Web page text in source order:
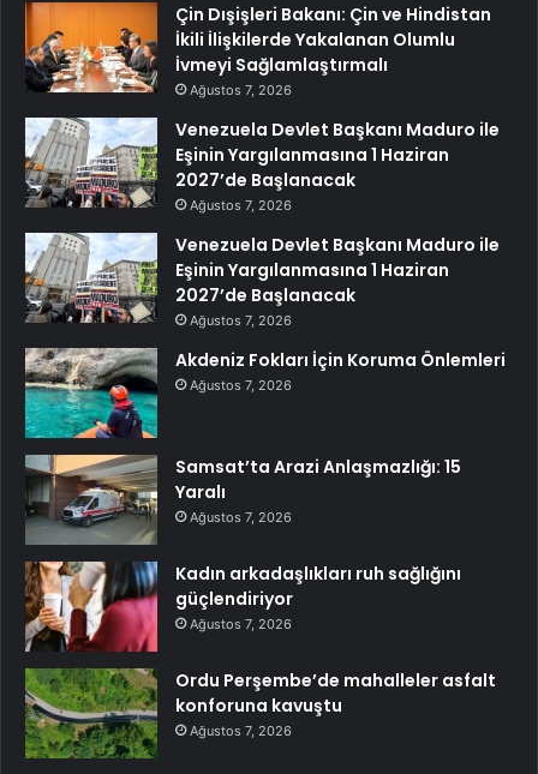
Çin Dışişleri Bakanı: Çin ve Hindistan
İkili İlişkilerde Yakalanan Olumlu
İvmeyi Sağlamlaştırmalı
Ağustos 7, 2026
Venezuela Devlet Başkanı Maduro ile
Eşinin Yargılanmasına 1 Haziran
2027’de Başlanacak
Ağustos 7, 2026
Venezuela Devlet Başkanı Maduro ile
Eşinin Yargılanmasına 1 Haziran
2027’de Başlanacak
Ağustos 7, 2026
Akdeniz Fokları İçin Koruma Önlemleri
Ağustos 7, 2026
Samsat’ta Arazi Anlaşmazlığı: 15
Yaralı
Ağustos 7, 2026
Kadın arkadaşlıkları ruh sağlığını
güçlendiriyor
Ağustos 7, 2026
Ordu Perşembe’de mahalleler asfalt
konforuna kavuştu
Ağustos 7, 2026